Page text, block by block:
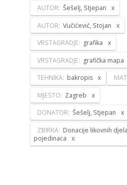
AUTOR: Šešelj, Stjepan
AUTOR: Vučićević, Stojan
VRSTAGRADJE: grafika
VRSTAGRADJE: grafička mapa
TEHNIKA: bakropis
MJESTO: Zagreb
DONATOR: Šešelj, Stjepan
ZBIRKA: Donacije likovnih
pojedinaca